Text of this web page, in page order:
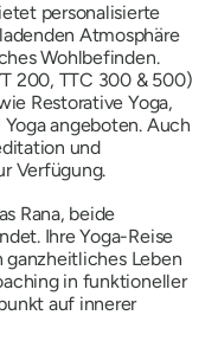
personalisierte
Atmosphäre
Wohlbefinden.
200, TTC 300 & 500)
Restorative Yoga,
angeboten. Auch
und
Verfügung.
Rana, beide
Ihre Yoga-Reise
ganzheitliches Leben
in funktioneller
auf innerer